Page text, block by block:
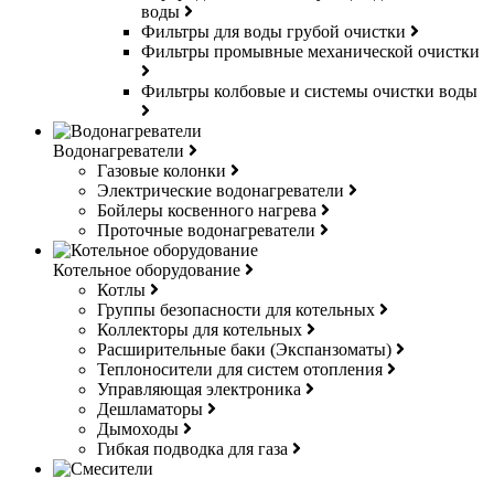
воды
Фильтры для воды грубой очистки
Фильтры промывные механической очистки
Фильтры колбовые и системы очистки воды
Водонагреватели
Газовые колонки
Электрические водонагреватели
Бойлеры косвенного нагрева
Проточные водонагреватели
Котельное оборудование
Котлы
Группы безопасности для котельных
Коллекторы для котельных
Расширительные баки (Экспанзоматы)
Теплоносители для систем отопления
Управляющая электроника
Дешламаторы
Дымоходы
Гибкая подводка для газа